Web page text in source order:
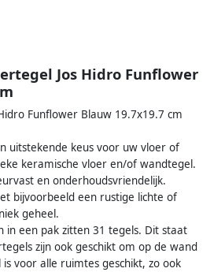
Jos Hidro Funflower
Funflower Blauw 19.7x19.7 cm
uitstekende keus voor uw vloer of
keramische vloer en/of wandtegel.
en onderhoudsvriendelijk.
bijvoorbeeld een rustige lichte of
geheel.
in een pak zitten 31 tegels. Dit staat
zijn ook geschikt om op de wand
voor alle ruimtes geschikt, zo ook